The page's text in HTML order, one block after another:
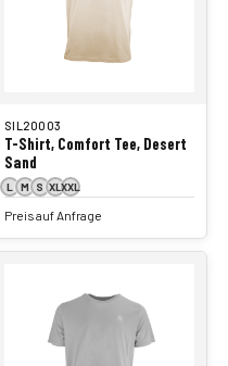
SIL20003
T-Shirt, Comfort Tee, Desert
Sand
L M S XLXXL
Preis auf Anfrage